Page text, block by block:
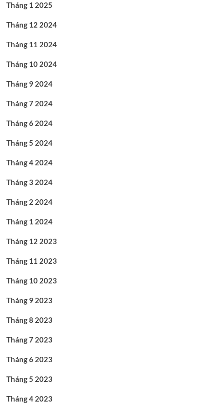
Tháng 1 2025
Tháng 12 2024
Tháng 11 2024
Tháng 10 2024
Tháng 9 2024
Tháng 7 2024
Tháng 6 2024
Tháng 5 2024
Tháng 4 2024
Tháng 3 2024
Tháng 2 2024
Tháng 1 2024
Tháng 12 2023
Tháng 11 2023
Tháng 10 2023
Tháng 9 2023
Tháng 8 2023
Tháng 7 2023
Tháng 6 2023
Tháng 5 2023
Tháng 4 2023